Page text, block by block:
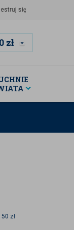
się
zł
zł